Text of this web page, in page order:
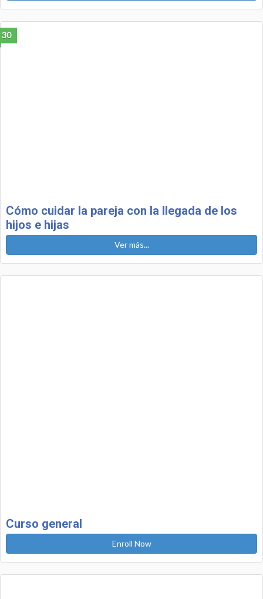
30
Cómo cuidar la pareja con la llegada de los
hijos e hijas
Ver más...
Curso general
Enroll Now